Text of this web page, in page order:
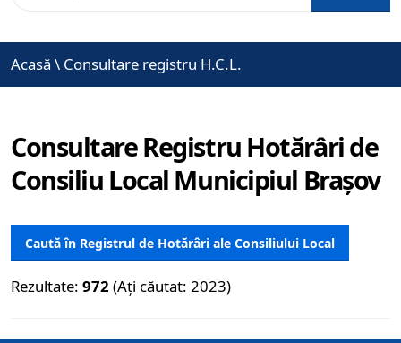
Acasă \ Consultare registru H.C.L.
Consultare Registru Hotărâri de
Consiliu Local Municipiul Brașov
Caută în Registrul de Hotărâri ale Consiliului Local
Rezultate: 972 (Ați căutat: 2023)